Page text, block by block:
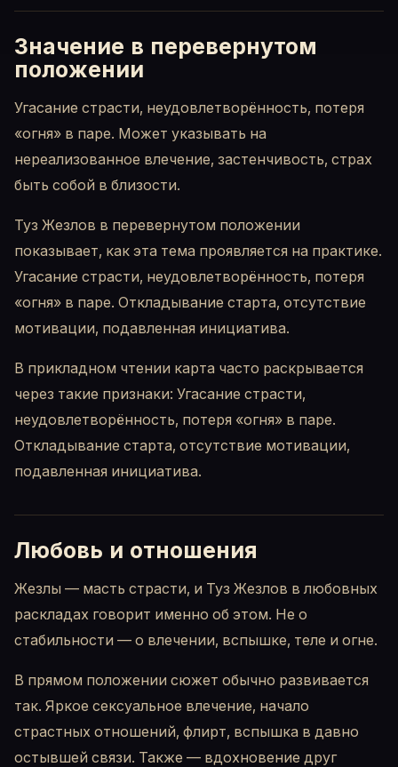
Значение в перевернутом
положении
Угасание страсти, неудовлетворённость, потеря
«огня» в паре. Может указывать на
нереализованное влечение, застенчивость, страх
быть собой в близости.
Туз Жезлов в перевернутом положении
показывает, как эта тема проявляется на практике.
Угасание страсти, неудовлетворённость, потеря
«огня» в паре. Откладывание старта, отсутствие
мотивации, подавленная инициатива.
В прикладном чтении карта часто раскрывается
через такие признаки: Угасание страсти,
неудовлетворённость, потеря «огня» в паре.
Откладывание старта, отсутствие мотивации,
подавленная инициатива.
Любовь и отношения
Жезлы — масть страсти, и Туз Жезлов в любовных
раскладах говорит именно об этом. Не о
стабильности — о влечении, вспышке, теле и огне.
В прямом положении сюжет обычно развивается
так. Яркое сексуальное влечение, начало
страстных отношений, флирт, вспышка в давно
остывшей связи. Также — вдохновение друг